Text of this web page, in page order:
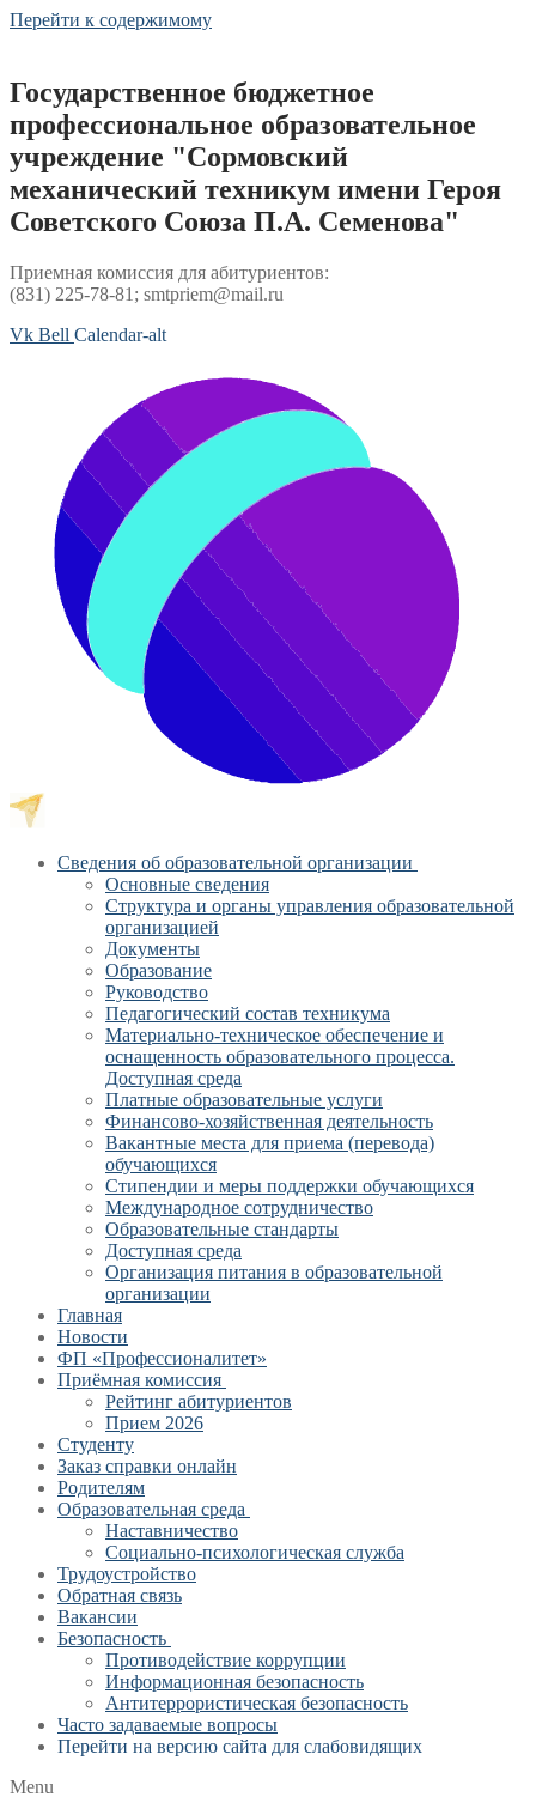
Перейти к содержимому
Государственное бюджетное
профессиональное образовательное
учреждение "Сормовский
механический техникум имени Героя
Советского Союза П.А. Семенова"
Приемная комиссия для абитуриентов:
(831) 225-78-81; smtpriem@mail.ru
Vk Bell Calendar-alt
Сведения об образовательной организации
Основные сведения
Структура и органы управления образовательной
организацией
Документы
Образование
Руководство
Педагогический состав техникума
Материально-техническое обеспечение и
оснащенность образовательного процесса.
Доступная среда
Платные образовательные услуги
Финансово-хозяйственная деятельность
Вакантные места для приема (перевода)
обучающихся
Стипендии и меры поддержки обучающихся
Международное сотрудничество
Образовательные стандарты
Доступная среда
Организация питания в образовательной
организации
Главная
Новости
ФП «Профессионалитет»
Приёмная комиссия
Рейтинг абитуриентов
Прием 2026
Студенту
Заказ справки онлайн
Родителям
Образовательная среда
Наставничество
Социально-психологическая служба
Трудоустройство
Обратная связь
Вакансии
Безопасность
Противодействие коррупции
Информационная безопасность
Антитеррористическая безопасность
Часто задаваемые вопросы
Перейти на версию сайта для слабовидящих
Menu